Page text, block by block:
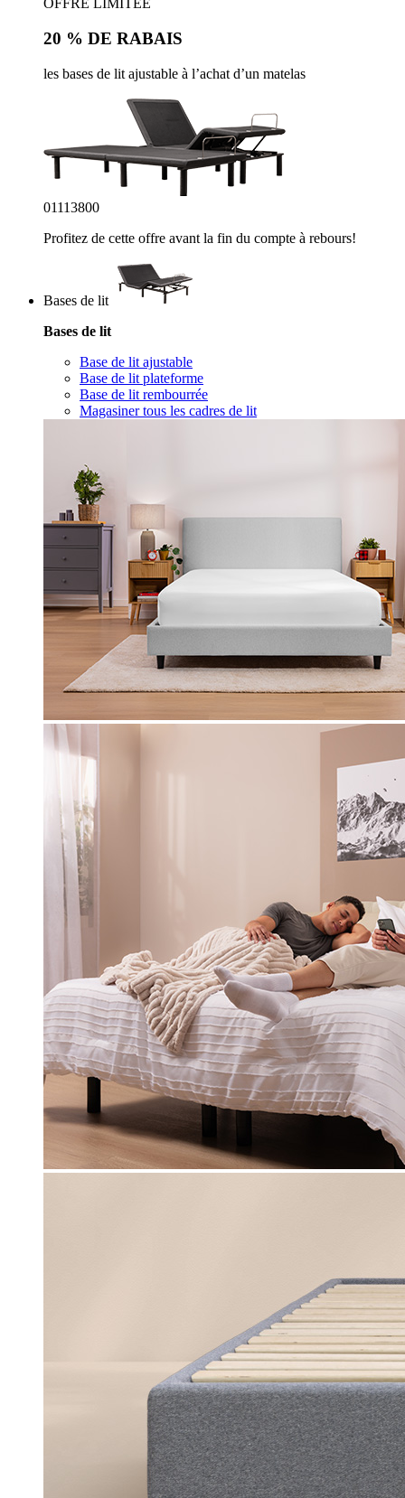
20 % DE RABAIS
les bases de lit ajustable à l’achat d’un matelas
0111 3757
Profitez de cette offre avant la fin du compte à rebours!
Bases de lit
Bases de lit
Base de lit ajustable
Base de lit plateforme
Base de lit rembourrée
Magasiner tous les cadres de lit